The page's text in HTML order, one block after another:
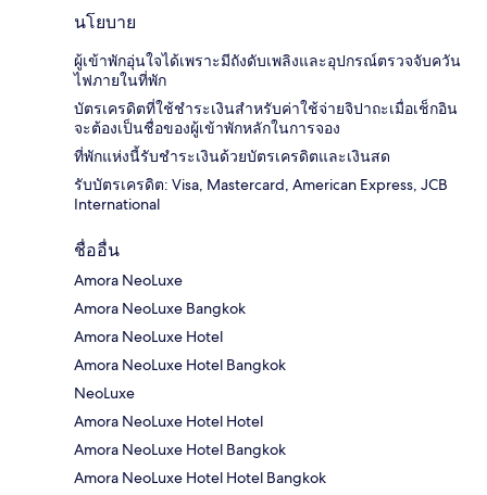
นโยบาย
ผู้เข้าพักอุ่นใจได้เพราะมีถังดับเพลิงและอุปกรณ์ตรวจจับควัน
ไฟภายในที่พัก
บัตรเครดิตที่ใช้ชำระเงินสำหรับค่าใช้จ่ายจิปาถะเมื่อเช็กอิน
จะต้องเป็นชื่อของผู้เข้าพักหลักในการจอง
ที่พักแห่งนี้รับชำระเงินด้วยบัตรเครดิตและเงินสด
รับบัตรเครดิต: Visa, Mastercard, American Express, JCB
International
ชื่ออื่น
Amora NeoLuxe
Amora NeoLuxe Bangkok
Amora NeoLuxe Hotel
Amora NeoLuxe Hotel Bangkok
NeoLuxe
Amora NeoLuxe Hotel Hotel
Amora NeoLuxe Hotel Bangkok
Amora NeoLuxe Hotel Hotel Bangkok